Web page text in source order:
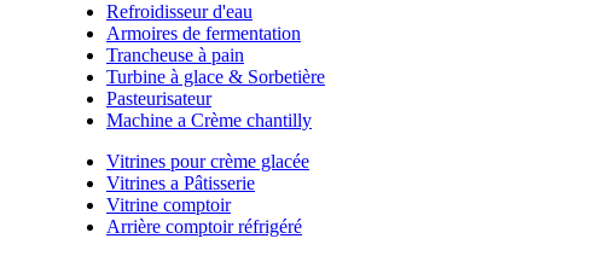
Refroidisseur d'eau
Armoires de fermentation
Trancheuse à pain
Turbine à glace & Sorbetière
Pasteurisateur
Machine a Crème chantilly
Vitrines pour crème glacée
Vitrines a Pâtisserie
Vitrine comptoir
Arrière comptoir réfrigéré